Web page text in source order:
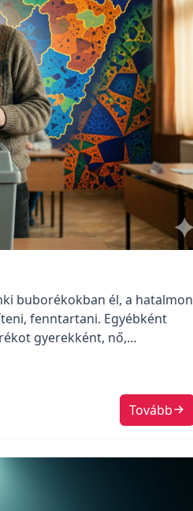
buborékokban él, a hatalmon
fenntartani. Egyébként
gyerekként, nő,
finom konstrukció, arra
Tovább